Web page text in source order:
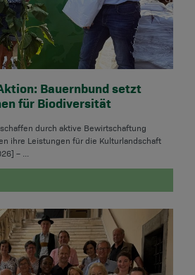
Bauernbund setzt
für Biodiversität
durch aktive Bewirtschaftung
ihre Leistungen für die Kulturlandschaft
– ...